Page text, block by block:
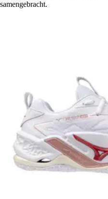
samengebracht.